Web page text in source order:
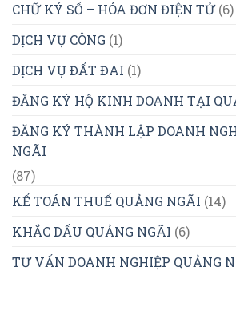
CHỮ KÝ SỐ – HÓA ĐƠN ĐIỆN TỬ(6)
DỊCH VỤ CÔNG (1)
DỊCH VỤ ĐẤT ĐAI (1)
ĐĂNG KÝ HỘ KINH DOANH TẠI
ĐĂNG KÝ THÀNH LẬP DOANH
NGÃI
(87)
KẾ TOÁN THUẾ QUẢNG NGÃI (14)
KHẮC DẤU QUẢNG NGÃI (6)
TƯ VẤN DOANH NGHIỆP QUẢNG